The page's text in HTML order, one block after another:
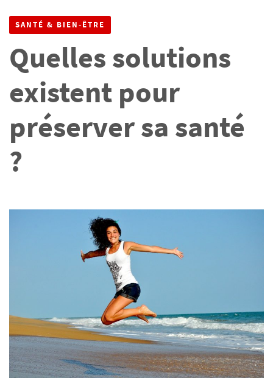
SANTÉ & BIEN-ÊTRE
Quelles solutions
existent pour
préserver sa santé
?